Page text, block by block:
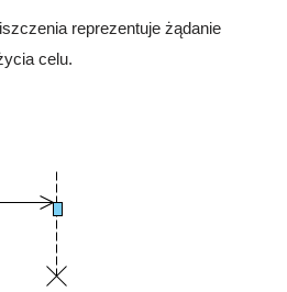
reprezentuje żądanie
celu.